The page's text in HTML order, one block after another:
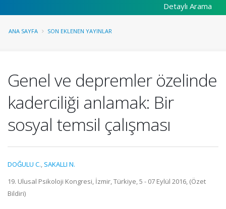
Detaylı Arama
ANA SAYFA SON EKLENEN YAYINLAR
Genel ve depremler özelinde
kaderciliği anlamak: Bir
sosyal temsil çalışması
DOĞULU C., SAKALLI N.
19. Ulusal Psikoloji Kongresi, İzmir, Türkiye, 5 - 07 Eylül 2016, (Özet
Bildiri)